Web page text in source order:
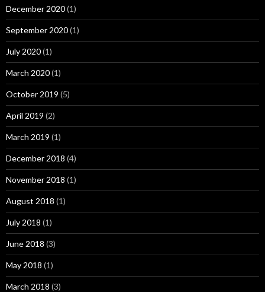
December 2020(1)
September 2020(1)
July 2020(1)
March 2020(1)
October 2019 (5)
April 2019 (2)
March 2019 (1)
December 2018 (4)
November 2018 (1)
August 2018 (1)
July 2018 (1)
June 2018 (3)
May 2018 (1)
March 2018 (3)